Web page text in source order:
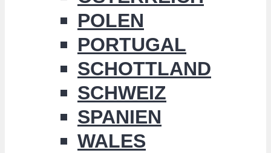
POLEN
PORTUGAL
SCHOTTLAND
SCHWEIZ
SPANIEN
WALES